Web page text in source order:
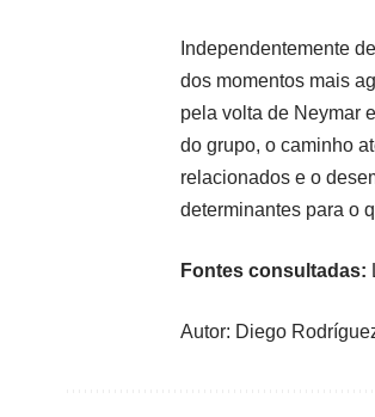
Independentemente
dos momentos mais
pela volta de Neymar
do grupo, o caminho
relacionados e o
determinantes para o
Fontes consultadas:
Autor: Diego